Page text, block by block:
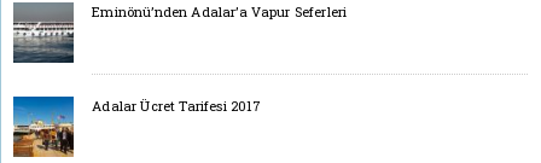
Eminönü’nden Adalar’a Vapur Seferleri
Adalar Ücret Tarifesi 2017